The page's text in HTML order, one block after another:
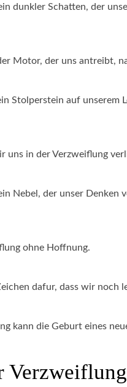
dunkler Schatten, der
Motor, der uns antreibt,
Stolperstein auf unserem
uns in der Verzweiflung
Nebel, der unser
ohne Hoffnung.
dafur, dass wir noch
kann die Geburt eines